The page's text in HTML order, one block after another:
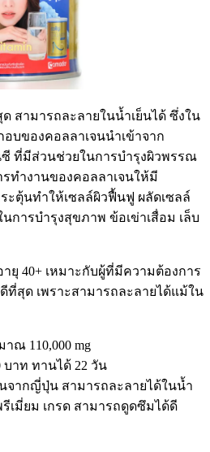
สามารถละลายในน้ำเย็นได้ ซึ่งใน
บของคอลลาเจนนำเข้าจาก
ที่มีส่วนช่วยในการบำรุงผิวพรรณ
รทำงานของคอลลาเจนให้มี
ะตุ้นทำให้เซลล์ผิวฟื้นฟู ผลัดเซลล์
การบำรุงสุขภาพ ข้อเข่าเสื่อม เล็บ
ยุ 40+ เหมาะกับผู้ที่มีความต้องการ
สุด เพราะสามารถละลายได้แม้ใน
าณ 110,000 mg
บาท ทานได้ 22 วัน
นจากญี่ปุ่น สามารถละลายได้ในน้ำ
เมี่ยม เกรด สามารถดูดซึมได้ดี